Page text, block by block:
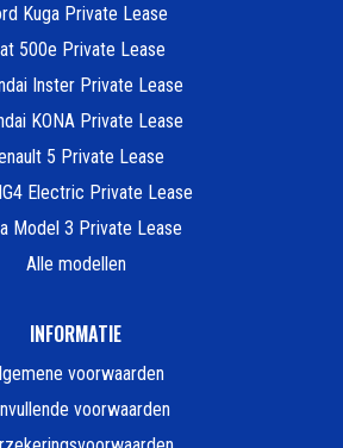
Kuga Private Lease
500e Private Lease
Inster Private Lease
KONA Private Lease
5 Private Lease
Electric Private Lease
Model 3 Private Lease
Alle modellen
INFORMATIE
voorwaarden
voorwaarden